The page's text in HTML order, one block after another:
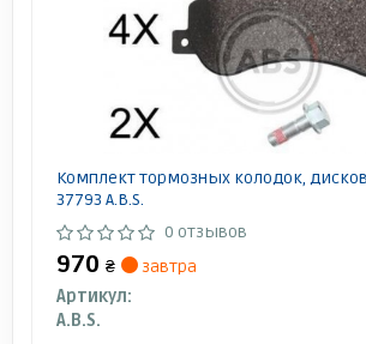
Комплект тормозных колодок,
37793 A.B.S.
0 отзывов
970 ₴
завтра
Артикул:
A.B.S.